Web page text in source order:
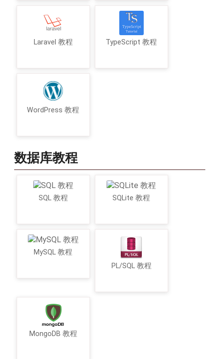
Laravel 教程 TypeScript 教程
WordPress 教程
数据库教程
SQL 教程 SQLite 教程
MySQL 教程
PL/SQL 教程
MongoDB 教程